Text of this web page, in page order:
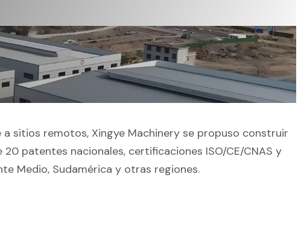
sitios remotos, Xingye Machinery se propuso construir
patentes nacionales, certificaciones ISO/CE/CNAS y
Medio, Sudamérica y otras regiones.